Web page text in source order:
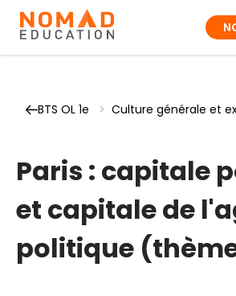
BTS OL 1e > Culture générale et
Paris : capitale
et capitale de
politique